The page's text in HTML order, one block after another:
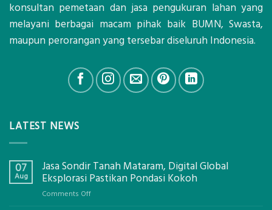
konsultan pemetaan dan jasa pengukuran lahan yang
melayani berbagai macam pihak baik BUMN, Swasta,
maupun perorangan yang tersebar diseluruh Indonesia.
LATEST NEWS
07
Aug
Jasa Sondir Tanah Mataram, Digital Global
Eksplorasi Pastikan Pondasi Kokoh
Comments Offon